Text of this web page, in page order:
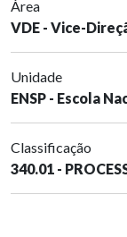
Área
VDE - Vice-
Unidade
ENSP - Escola
Classificação
340.01 -